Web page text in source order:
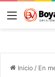
Menú
Inicio / En